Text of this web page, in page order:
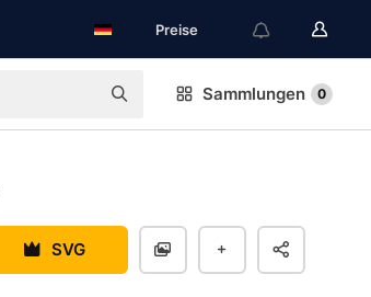
Preise
Sammlungen 0
SVG